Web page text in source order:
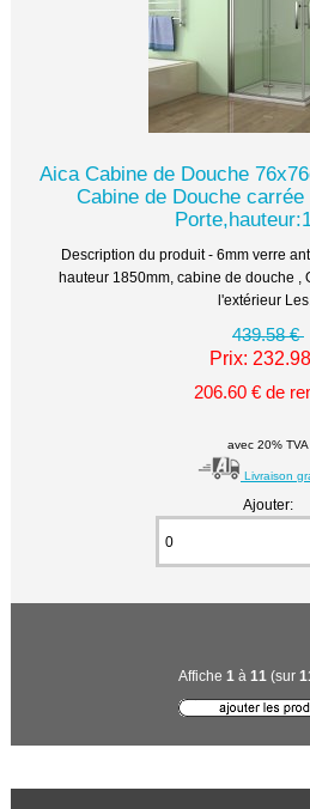
Aica Cabine de Douche
Cabine de Douche
Description du produit - 6mm verre anticalcaire - 760 x 760 mm ,
hauteur 1850mm, cabine de douche ,
l'extérieur Les...
439.58 €
Prix:
206.60 € de
avec 20% TVA
Livraison
Ajouter:
Affiche 1 à 11 (sur